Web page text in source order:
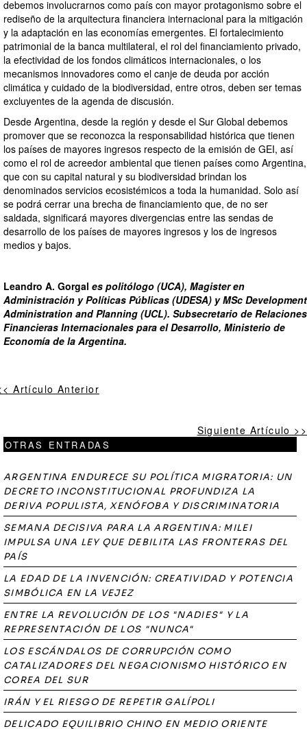
debemos involucrarnos como país con mayor protagonismo sobre el
rediseño de la arquitectura financiera internacional para la mitigación
y la adaptación en las economías emergentes. El fortalecimiento
patrimonial de la banca multilateral, el rol del financiamiento privado,
la efectividad de los fondos climáticos internacionales, o los
mecanismos innovadores como el canje de deuda por acción
climática y cuidado de la biodiversidad, entre otros, deben ser temas
excluyentes de la agenda de discusión.
Desde Argentina, desde la región y desde el Sur Global debemos
promover que se reconozca la responsabilidad histórica que tienen
los países de mayores ingresos respecto de la emisión de GEI, así
como el rol de acreedor ambiental que tienen países como Argentina,
que con su capital natural y su biodiversidad brindan los
denominados servicios ecosistémicos a toda la humanidad. Solo así
se podrá cerrar una brecha de financiamiento que, de no ser
saldada, significará mayores divergencias entre las sendas de
desarrollo de los países de mayores ingresos y los de ingresos
medios y bajos.
Leandro A. Gorgal es politólogo (UCA), Magister en
Administración y Políticas Públicas (UDESA) y MSc Development
Administration and Planning (UCL). Subsecretario de Relaciones
Financieras Internacionales para el Desarrollo, Ministerio de
Economía de la Argentina.
Artículo Anterior
Siguiente Artículo >>
OTRAS ENTRADAS
ARGENTINA ENDURECE SU POLÍTICA MIGRATORIA: UN
DECRETO INCONSTITUCIONAL PROFUNDIZA LA
DERIVA POPULISTA, XENÓFOBA Y DISCRIMINATORIA
SEMANA DECISIVA PARA LA ARGENTINA: MILEI
IMPULSA UNA LEY QUE DEBILITA LAS FRONTERAS DEL
PAÍS
LA EDAD DE LA INVENCIÓN: CREATIVIDAD Y POTENCIA
SIMBÓLICA EN LA VEJEZ
ENTRE LA REVOLUCIÓN DE LOS "NADIES" Y LA
REPRESENTACIÓN DE LOS "NUNCA"
LOS ESCÁNDALOS DE CORRUPCIÓN COMO
CATALIZADORES DEL NEGACIONISMO HISTÓRICO EN
COREA DEL SUR
IRÁN Y EL RIESGO DE REPETIR GALÍPOLI
DELICADO EQUILIBRIO CHINO EN MEDIO ORIENTE